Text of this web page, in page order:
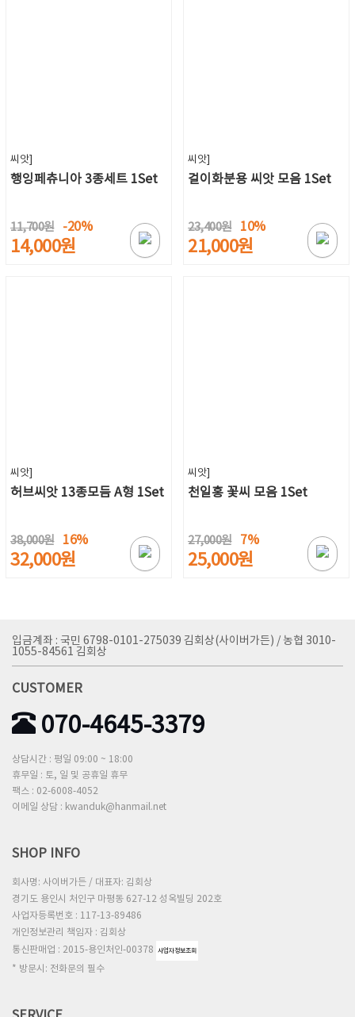
씨앗]
행잉페츄니아 3종세트 1Set
11,700원 -20%
14,000원
씨앗]
걸이화분용 씨앗 모음 1Set
23,400원 10%
21,000원
씨앗]
허브씨앗 13종모듬 A형 1Set
38,000원 16%
32,000원
씨앗]
천일홍 꽃씨 모음 1Set
27,000원 7%
25,000원
입금계좌 : 국민 6798-0101-275039 김회상(사이버가든) / 농협 3010-
1055-84561 김회상
CUSTOMER
070-4645-3379
상담시간 : 평일 09:00 ~ 18:00
휴무일 : 토, 일 및 공휴일 휴무
팩스 : 02-6008-4052
이메일 상담 : kwanduk@hanmail.net
SHOP INFO
회사명: 사이버가든 / 대표자: 김회상
경기도 용인시 처인구 마평동 627-12 성옥빌딩 202호
사업자등록번호 : 117-13-89486
개인정보관리 책임자 : 김회상
통신판매업 : 2015-용인처인-00378
사업자정보조회
* 방문시: 전화문의 필수